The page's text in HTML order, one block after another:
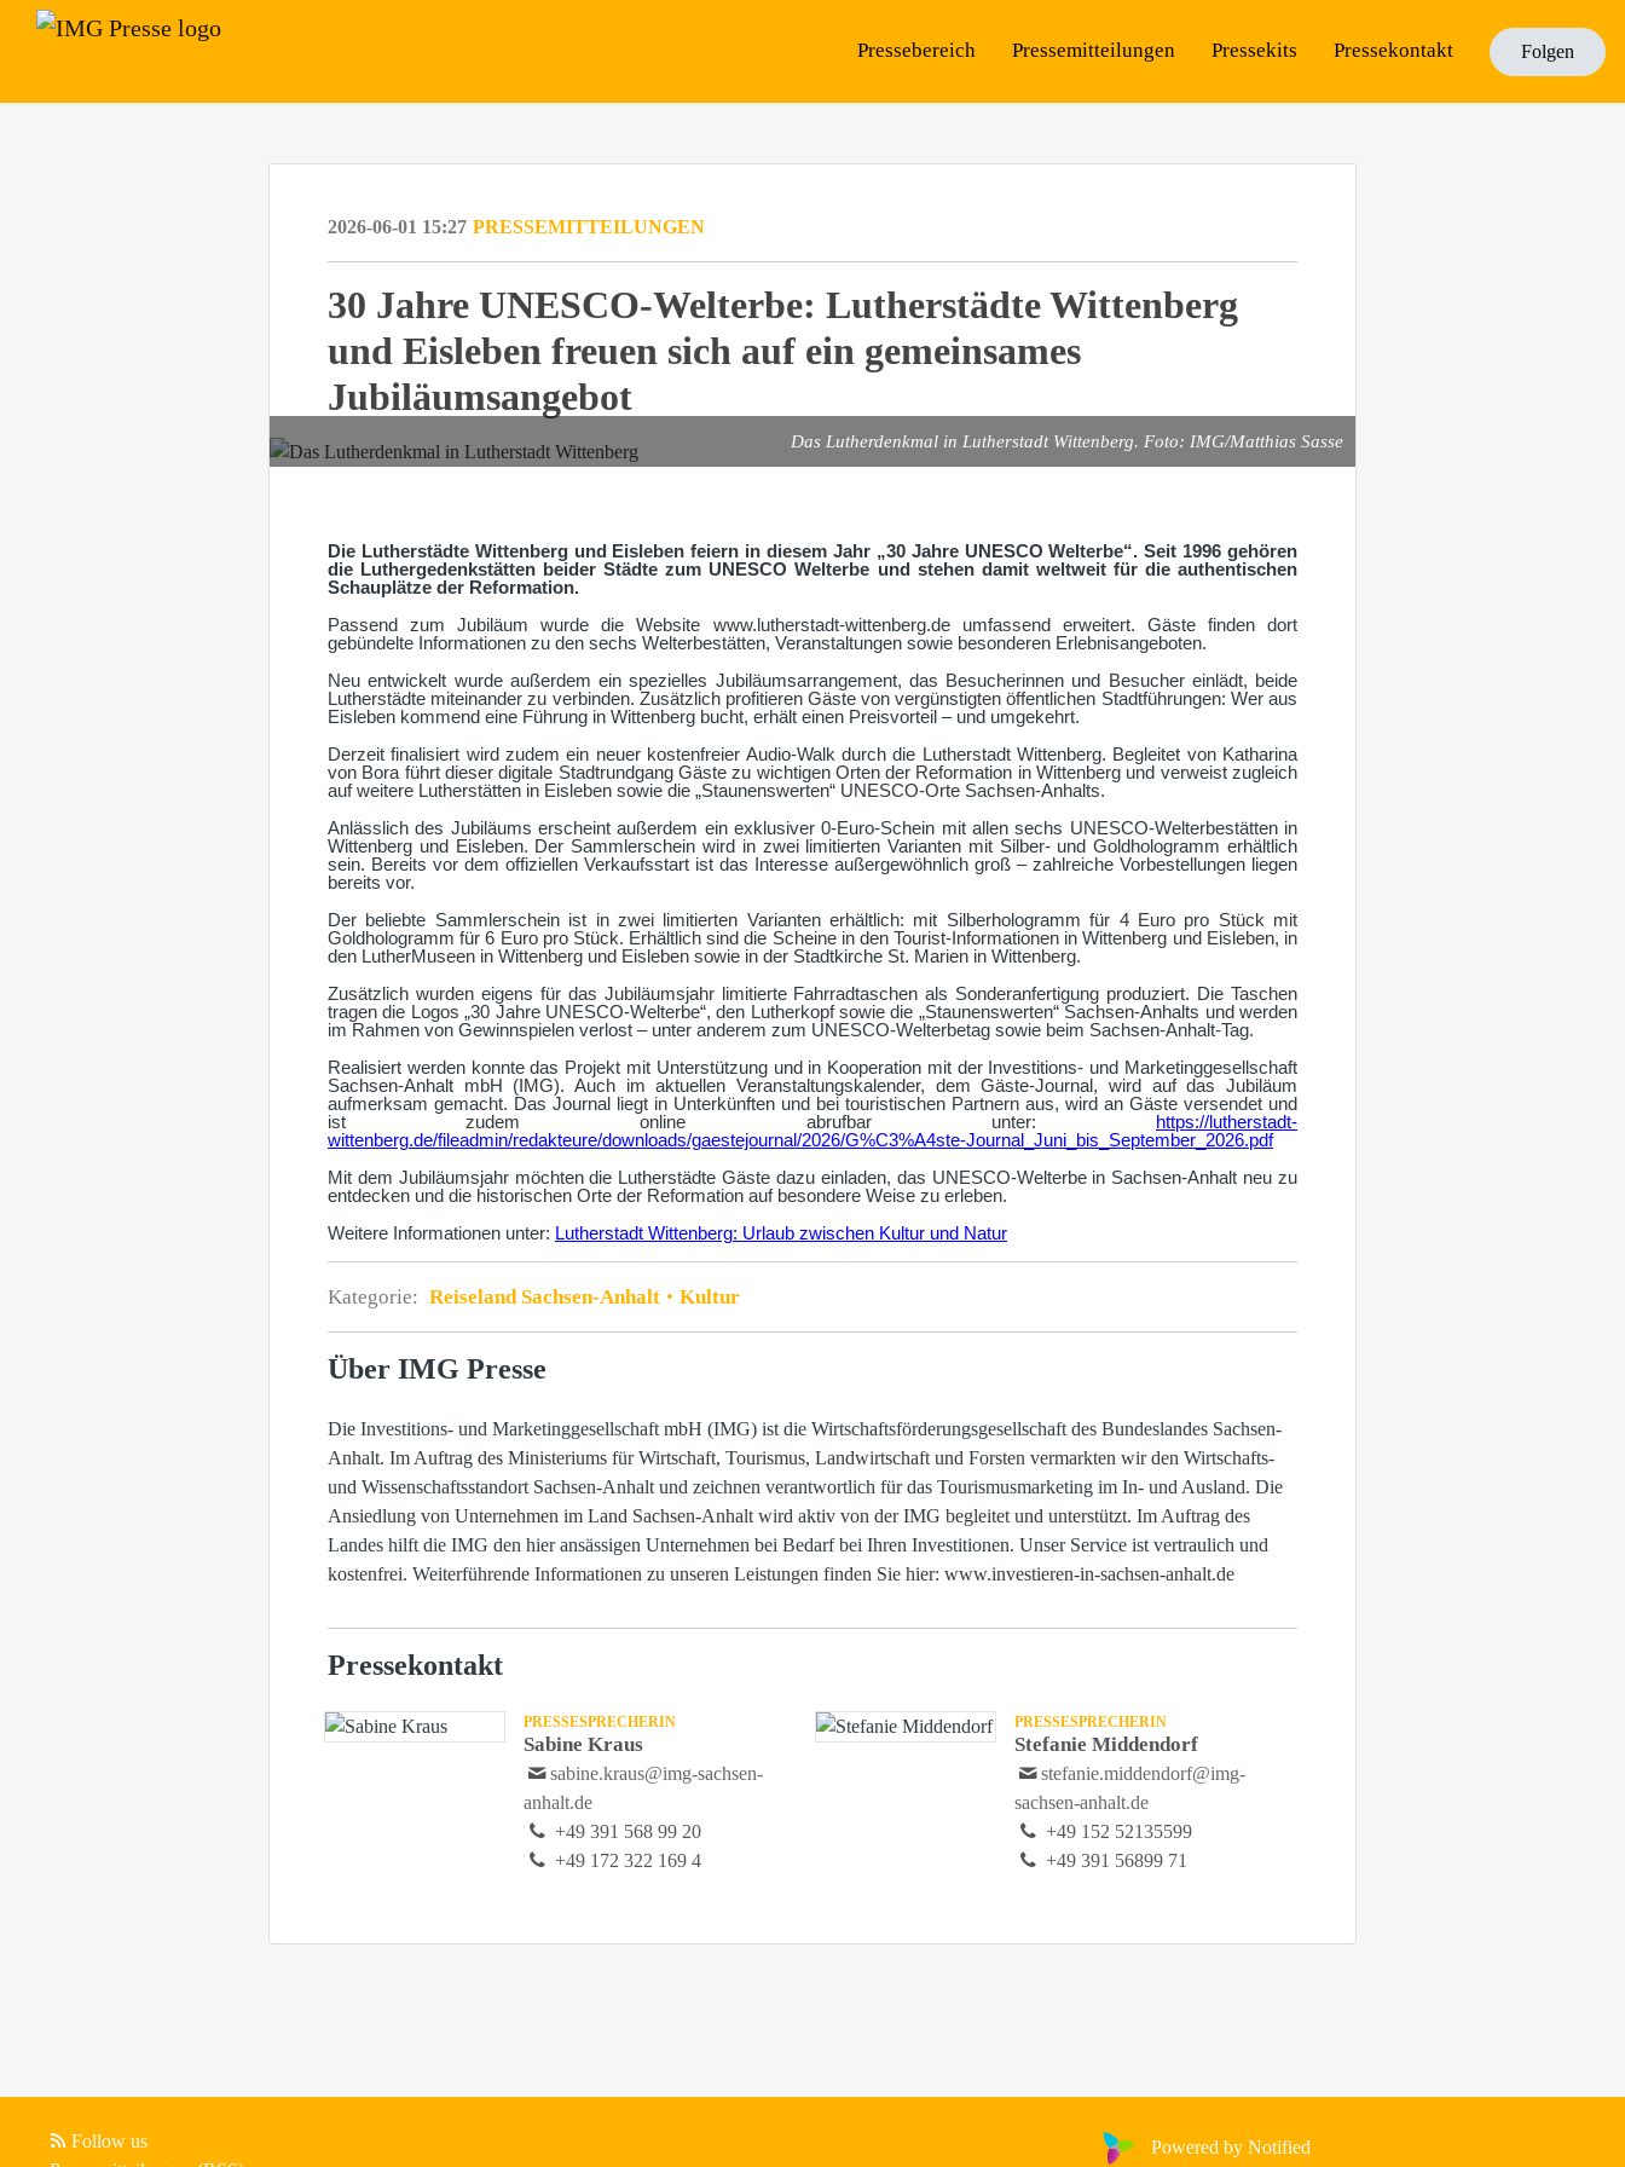
Pressebereich Pressemitteilungen Pressekits Pressekontakt Folgen
2026-06-01 15:27 PRESSEMITTEILUNGEN
30 Jahre UNESCO-Welterbe: Lutherstädte Wittenberg
und Eisleben freuen sich auf ein gemeinsames
Jubiläumsangebot
Das Lutherdenkmal in Lutherstadt Wittenberg. Foto: IMG/Matthias Sasse
Die Lutherstädte Wittenberg und Eisleben feiern in diesem Jahr „30 Jahre UNESCO Welterbe“. Seit 1996 gehören
die Luthergedenkstätten beider Städte zum UNESCO Welterbe und stehen damit weltweit für die authentischen
Schauplätze der Reformation.
Passend zum Jubiläum wurde die Website www.lutherstadt-wittenberg.de umfassend erweitert. Gäste finden dort
gebündelte Informationen zu den sechs Welterbestätten, Veranstaltungen sowie besonderen Erlebnisangeboten.
Neu entwickelt wurde außerdem ein spezielles Jubiläumsarrangement, das Besucherinnen und Besucher einlädt, beide
Lutherstädte miteinander zu verbinden. Zusätzlich profitieren Gäste von vergünstigten öffentlichen Stadtführungen: Wer aus
Eisleben kommend eine Führung in Wittenberg bucht, erhält einen Preisvorteil – und umgekehrt.
Derzeit finalisiert wird zudem ein neuer kostenfreier Audio-Walk durch die Lutherstadt Wittenberg. Begleitet von Katharina
von Bora führt dieser digitale Stadtrundgang Gäste zu wichtigen Orten der Reformation in Wittenberg und verweist zugleich
auf weitere Lutherstätten in Eisleben sowie die „Staunenswerten“ UNESCO-Orte Sachsen-Anhalts.
Anlässlich des Jubiläums erscheint außerdem ein exklusiver 0-Euro-Schein mit allen sechs UNESCO-Welterbestätten in
Wittenberg und Eisleben. Der Sammlerschein wird in zwei limitierten Varianten mit Silber- und Goldhologramm erhältlich
sein. Bereits vor dem offiziellen Verkaufsstart ist das Interesse außergewöhnlich groß – zahlreiche Vorbestellungen liegen
bereits vor.
Der beliebte Sammlerschein ist in zwei limitierten Varianten erhältlich: mit Silberhologramm für 4 Euro pro Stück mit
Goldhologramm für 6 Euro pro Stück. Erhältlich sind die Scheine in den Tourist-Informationen in Wittenberg und Eisleben, in
den LutherMuseen in Wittenberg und Eisleben sowie in der Stadtkirche St. Marien in Wittenberg.
Zusätzlich wurden eigens für das Jubiläumsjahr limitierte Fahrradtaschen als Sonderanfertigung produziert. Die Taschen
tragen die Logos „30 Jahre UNESCO-Welterbe“, den Lutherkopf sowie die „Staunenswerten“ Sachsen-Anhalts und werden
im Rahmen von Gewinnspielen verlost – unter anderem zum UNESCO-Welterbetag sowie beim Sachsen-Anhalt-Tag.
Realisiert werden konnte das Projekt mit Unterstützung und in Kooperation mit der Investitions- und Marketinggesellschaft
Sachsen-Anhalt mbH (IMG). Auch im aktuellen Veranstaltungskalender, dem Gäste-Journal, wird auf das Jubiläum
aufmerksam gemacht. Das Journal liegt in Unterkünften und bei touristischen Partnern aus, wird an Gäste versendet und
ist zudem online abrufbar unter:
https://lutherstadt-
wittenberg.de/fileadmin/redakteure/downloads/gaestejournal/2026/G%C3%A4ste-Journal_Juni_bis_September_2026.pdf
Mit dem Jubiläumsjahr möchten die Lutherstädte Gäste dazu einladen, das UNESCO-Welterbe in Sachsen-Anhalt neu zu
entdecken und die historischen Orte der Reformation auf besondere Weise zu erleben.
Weitere Informationen unter: Lutherstadt Wittenberg: Urlaub zwischen Kultur und Natur
Kategorie: Reiseland Sachsen-Anhalt Kultur
Über IMG Presse
Die Investitions- und Marketinggesellschaft mbH (IMG) ist die Wirtschaftsförderungsgesellschaft des Bundeslandes Sachsen-
Anhalt. Im Auftrag des Ministeriums für Wirtschaft, Tourismus, Landwirtschaft und Forsten vermarkten wir den Wirtschafts-
und Wissenschaftsstandort Sachsen-Anhalt und zeichnen verantwortlich für das Tourismusmarketing im In- und Ausland. Die
Ansiedlung von Unternehmen im Land Sachsen-Anhalt wird aktiv von der IMG begleitet und unterstützt. Im Auftrag des
Landes hilft die IMG den hier ansässigen Unternehmen bei Bedarf bei Ihren Investitionen. Unser Service ist vertraulich und
kostenfrei. Weiterführende Informationen zu unseren Leistungen finden Sie hier: www.investieren-in-sachsen-anhalt.de
Pressekontakt
PRESSESPRECHERIN
Sabine Kraus
sabine.kraus@img-sachsen-
anhalt.de
+49 391 568 99 20
+49 172 322 169 4
PRESSESPRECHERIN
Stefanie Middendorf
stefanie.middendorf@img-
sachsen-anhalt.de
+49 152 52135599
+49 391 56899 71
Follow us
Powered by Notified